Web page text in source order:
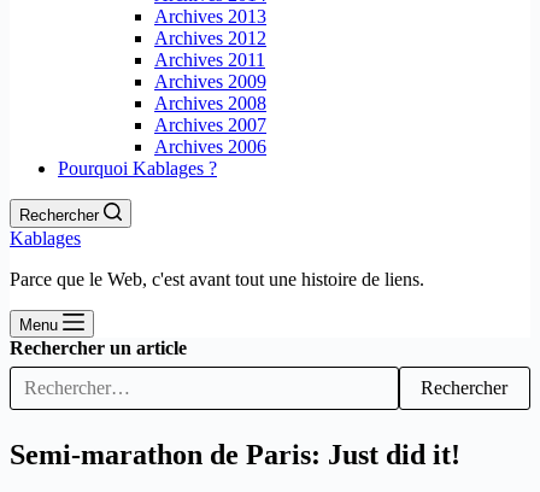
Archives 2013
Archives 2012
Archives 2011
Archives 2009
Archives 2008
Archives 2007
Archives 2006
Pourquoi Kablages ?
Rechercher
Kablages
Parce que le Web, c'est avant tout une histoire de liens.
Menu
Rechercher un article
Rechercher
Semi-marathon de Paris: Just did it!